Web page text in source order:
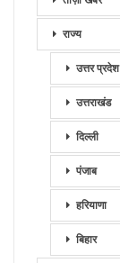
राज्य
उत्तर प्रदेश
उत्तराखंड
दिल्ली
पंजाब
हरियाणा
बिहार